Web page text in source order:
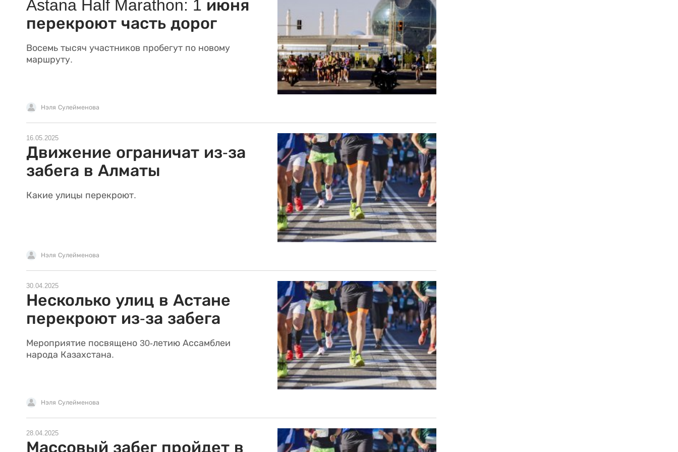
Astana Half Marathon: 1 июня
перекроют часть дорог
Восемь тысяч участников пробегут по новому
маршруту.
Нэля Сулейменова
16.05.2025
Движение ограничат из-за
забега в Алматы
Какие улицы перекроют.
Нэля Сулейменова
30.04.2025
Несколько улиц в Астане
перекроют из-за забега
Мероприятие посвящено 30-летию Ассамблеи
народа Казахстана.
Нэля Сулейменова
28.04.2025
Массовый забег пройдет в